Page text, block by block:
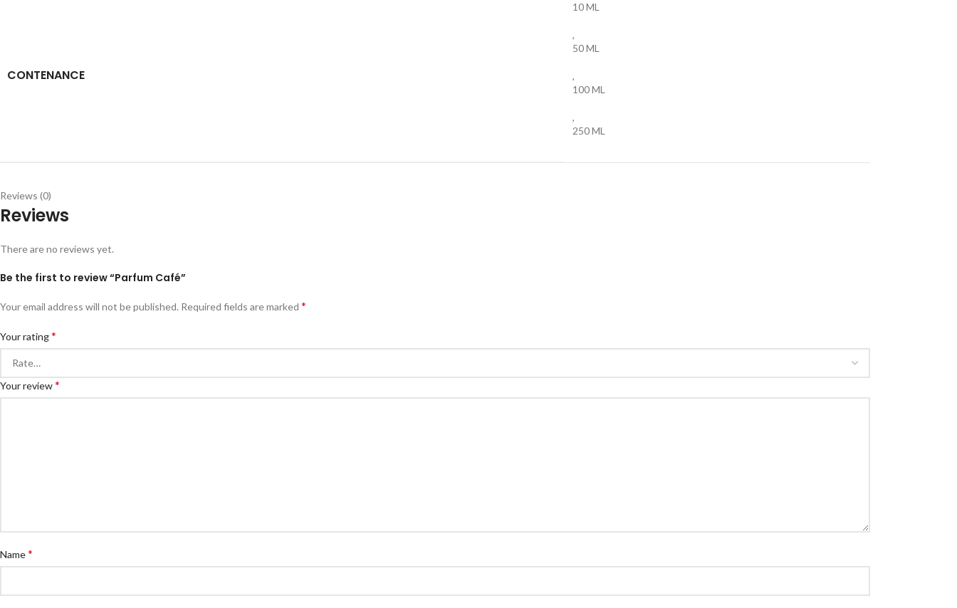
CONTENANCE
10 ML
,
50 ML
,
100 ML
,
250 ML
Reviews (0)
Reviews
There are no reviews yet.
Be the first to review “Parfum Café”
Your email address will not be published. Required fields are marked *
Your rating*
Your review*
Name*